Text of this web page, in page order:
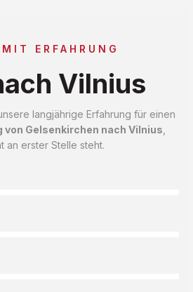
ERFAHRUNG
Vilnius
langjährige Erfahrung für einen
von Gelsenkirchen nach Vilnius
an erster Stelle steht.